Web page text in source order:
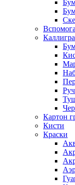
Картон
Кисти
Краски